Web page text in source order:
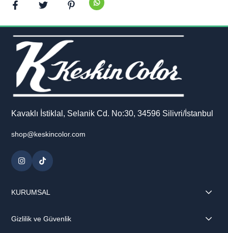
Kavaklı İstiklal, Selanik Cd. No:30, 34596 Silivri/İstanbul
shop@keskincolor.com
KURUMSAL
Gizlilik ve Güvenlik